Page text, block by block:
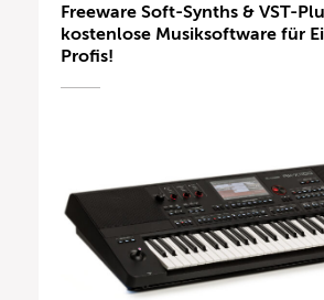
Freeware Soft-Synths & VST-
kostenlose Musiksoftware für
Profis!